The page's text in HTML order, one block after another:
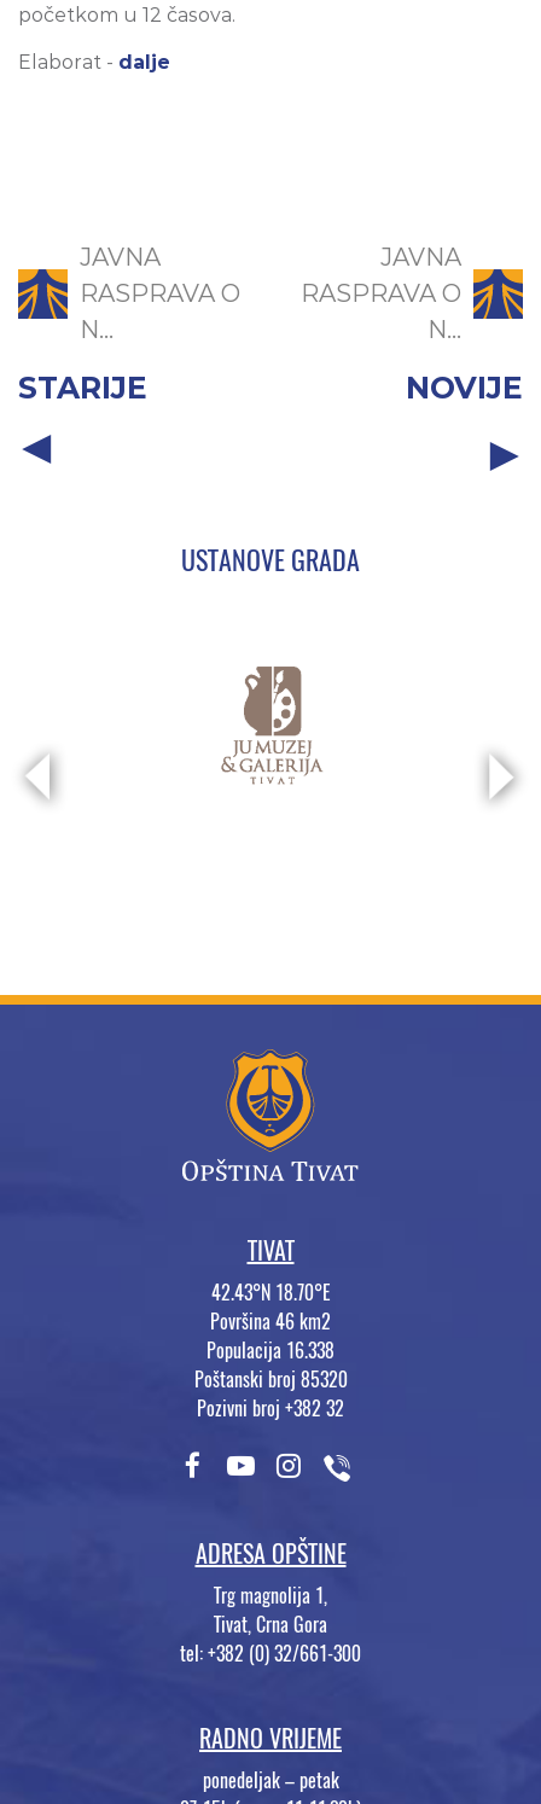
početkom u 12 časova.
Elaborat - dalje
JAVNA
RASPRAVA O
N...
STARIJE
JAVNA
RASPRAVA O
N...
NOVIJE
USTANOVE GRADA
TIVAT
42.43°N 18.70°E
Površina 46 km2
Populacija 16.338
Poštanski broj 85320
Pozivni broj +382 32
ADRESA OPŠTINE
Trg magnolija 1,
Tivat, Crna Gora
tel: +382 (0) 32/661-300
RADNO VRIJEME
ponedeljak – petak